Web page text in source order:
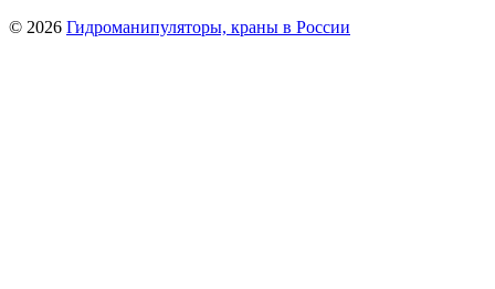
© 2026 Гидроманипуляторы, краны в России